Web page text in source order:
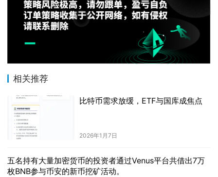
相关推荐
比特币需求放缓，ETF与国库成焦点
2026年1月7日
五名持有大量加密货币的投资者通过Venus平台共借出7万
枚BNB参与币安的新币挖矿活动。